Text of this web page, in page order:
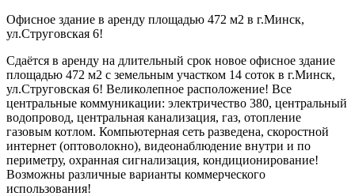
Офисное здание в аренду площадью 472 м2 в г.Минск,
ул.Струговская 6!
Сдаётся в аренду на длительный срок новое офисное здание
площадью 472 м2 с земельным участком 14 соток в г.Минск,
ул.Струговская 6! Великолепное расположение! Все
центральные коммуникации: электричество 380, центральный
водопровод, центральная канализация, газ, отопление
газовым котлом. Компьютерная сеть разведена, скоростной
интернет (оптоволокно), видеонаблюдение внутри и по
периметру, охранная сигнализация, кондиционирование!
Возможны различные варианты коммерческого
использования!